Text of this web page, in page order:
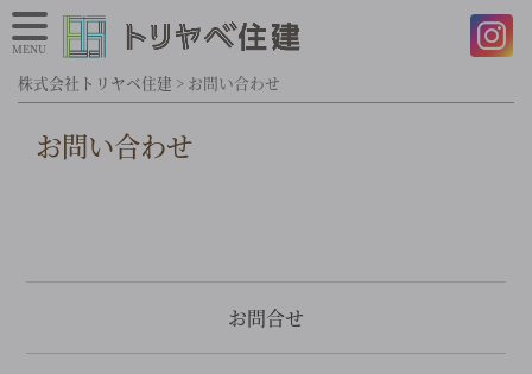
株式会社トリヤベ住建 > お問い合わせ
お問い合わせ
お問合せ
MENU